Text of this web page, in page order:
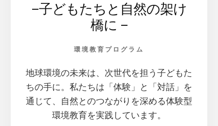
–子どもたちと自然の架け
橋に –
環境教育プログラム
地球環境の未来は、次世代を担う子どもた
ちの手に。私たちは「体験」と「対話」を
通じて、自然とのつながりを深める体験型
環境教育を実践しています。